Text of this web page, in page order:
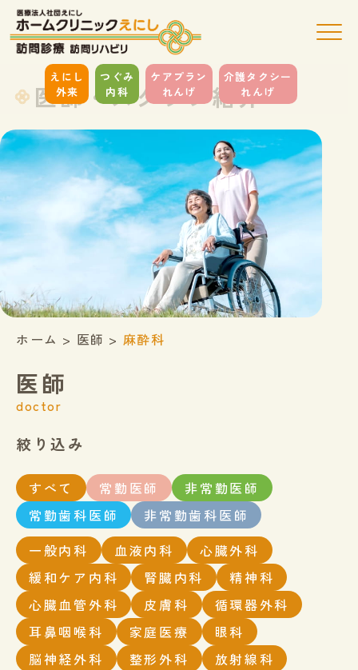
えにし
外来
つぐみ
内科
ケアプラン
れんげ
介護タクシー
れんげ
医師・スタッフ紹介
ホーム > 医師 > 麻酔科
医師
doctor
絞り込み
すべて 常勤医師
非常勤医師
常勤歯科医師
非常勤歯科医師
一般内科
血液内科
心臓外科
緩和ケア内科
腎臓内科
精神科
心臓血管外科
皮膚科
循環器外科
耳鼻咽喉科
家庭医療
眼科
脳神経外科
整形外科
放射線科